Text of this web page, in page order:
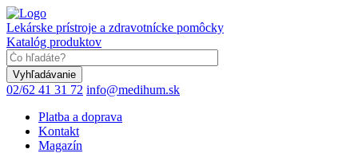
Skočiť
na
hlavný
obsah
Lekárske prístroje a zdravotnícke pomôcky
Katalóg produktov
02/62 41 31 72 info@medihum.sk
Platba a doprava
Kontakt
Magazín